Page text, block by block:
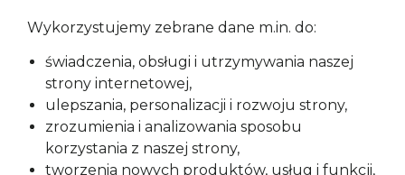
Wykorzystujemy zebrane dane m.in. do:
świadczenia, obsługi i utrzymywania naszej
strony internetowej,
ulepszania, personalizacji i rozwoju strony,
zrozumienia i analizowania sposobu
korzystania z naszej strony,
tworzenia nowych produktów, usług i funkcji,